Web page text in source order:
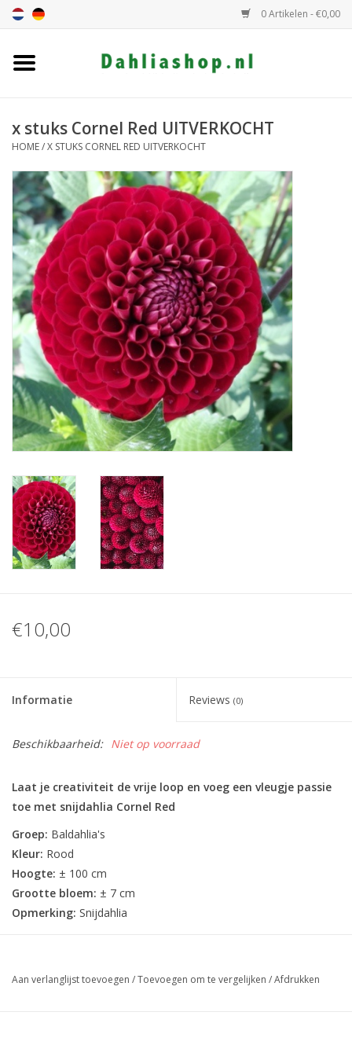
0 Artikelen - €0,00
Dahlia assortiment
Dahlia kleur
Dahlia Groep
Cadeaubon
Algemeen
Blog
x stuks Cornel Red UITVERKOCHT
HOME/X STUKS CORNEL RED UITVERKOCHT
€10,00
Informatie Reviews (0)
Beschikbaarheid: Niet op voorraad
Laat je creativiteit de vrije loop en voeg een vleugje passie
toe met snijdahlia Cornel Red
Groep: Baldahlia's
Kleur: Rood
Hoogte: ± 100 cm
Grootte bloem: ± 7 cm
Opmerking: Snijdahlia
Aan verlanglijst toevoegen /Toevoegen om te vergelijken /Afdrukken